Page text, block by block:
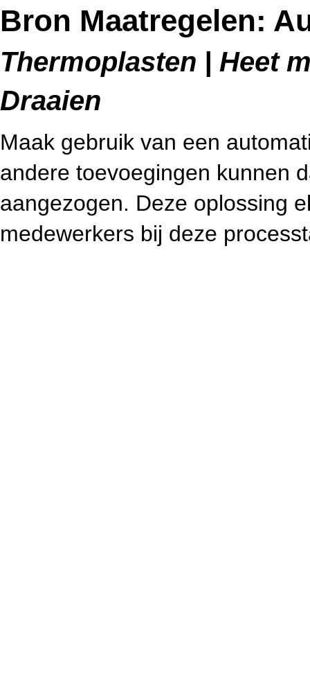
Bron Maatregelen:
Thermoplasten | Heet
Draaien
Maak gebruik van een
andere toevoegingen kunnen
aangezogen. Deze oplossing
medewerkers bij deze